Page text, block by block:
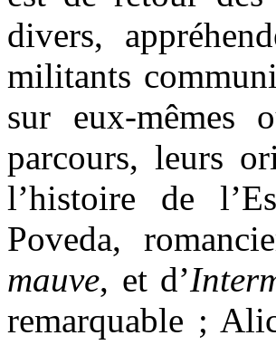
divers,
militants
sur eux-mêmes
parcours, leurs
l’histoire de
Poveda,
mauve, et d’
remarquable ;